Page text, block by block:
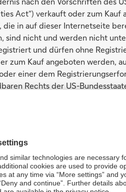
der Bezugsrechte wurden
Medieninformation
Privatinvestoren
Bezugsangebot
Act“) verkauft oder zum
die in auf dieser Internetseite
sind nicht und werden nicht
und dürfen ohne
zum Kauf angeboten werden,
einer dem
Rechts der US-
enthaltenen
oder US-Personen (wie in der
S“) definiert) bestimmt.
von Amerika bietet die
and Exchange Commission
(einschließlich eines
und diese Internetseite